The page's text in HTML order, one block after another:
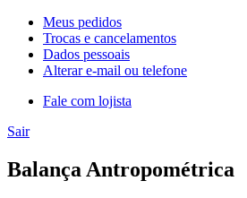
Meus pedidos
Trocas e cancelamentos
Dados pessoais
Alterar e-mail ou telefone
Fale com lojista
Sair
Balança Antropométrica